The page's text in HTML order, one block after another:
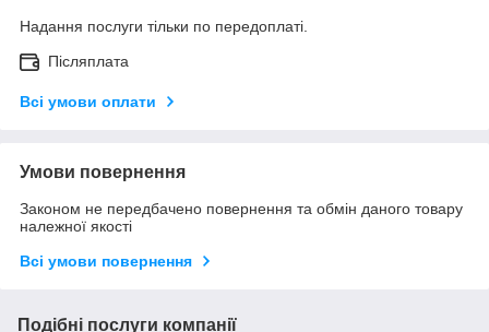
Надання послуги тільки по передоплаті.
Післяплата
Всі умови оплати
Умови повернення
Законом не передбачено повернення та обмін даного товару
належної якості
Всі умови повернення
Подібні послуги компанії